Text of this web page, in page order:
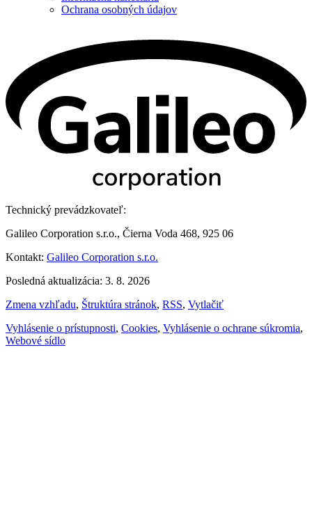
Ochrana osobných údajov
Technický prevádzkovateľ:
Galileo Corporation s.r.o., Čierna Voda 468, 925 06
Kontakt: Galileo Corporation s.r.o.
Posledná aktualizácia: 3. 8. 2026
Zmena vzhľadu, Štruktúra stránok, RSS, Vytlačiť
Vyhlásenie o prístupnosti, Cookies, Vyhlásenie o ochrane súkromia,
Webové sídlo